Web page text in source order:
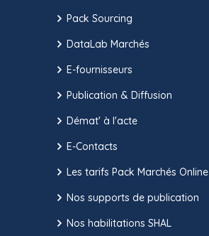
Pack Sourcing
DataLab Marchés
E-fournisseurs
Publication & Diffusion
Démat' à l'acte
E-Contacts
Les tarifs Pack Marchés Online
Nos supports de publication
Nos habilitations SHAL